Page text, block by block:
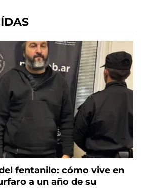
fentanilo: cómo vive en
a un año de su